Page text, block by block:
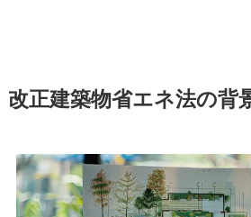
改正建築物省エネ法の背